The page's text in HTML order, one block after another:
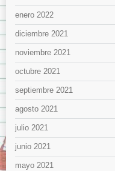
enero 2022
diciembre 2021
noviembre 2021
octubre 2021
septiembre 2021
agosto 2021
julio 2021
junio 2021
mayo 2021